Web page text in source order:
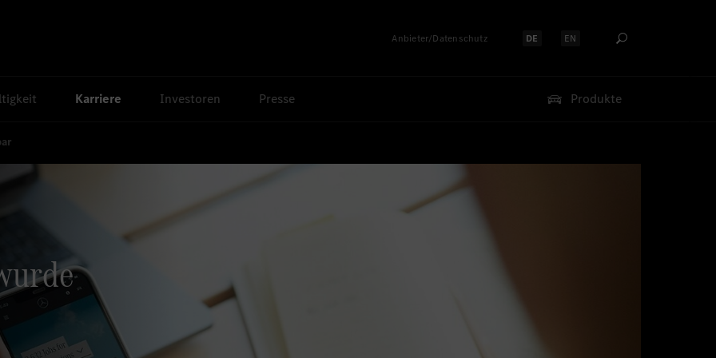
Anbieter/Datenschutz Sprache auswählen:
DE Sprache auswählen:
EN
Karriere Investoren Presse Produkte